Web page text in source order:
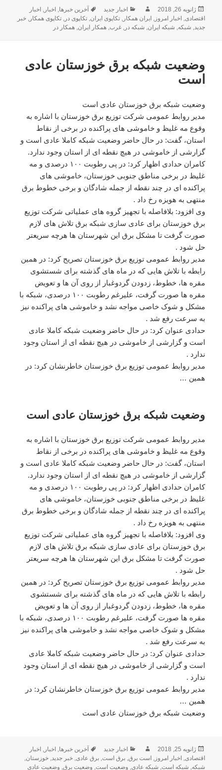
ارسال
شده
در
ژانویه 26, 2018 نویسندهدسته‌ها
اخبار جدید برچسب‌ها
آخرین خبرها,اخبار,اخبار
اقتصادی,اخبار امروز,ایران همکار,تکاپوی ایران,تکاپوی در,تکاپوی همکار,خبر
جدید, شبکه, شبکه ایران, شبکه در,غرب,همکار ایران,همکار در
وضعیت شبکه برق خوزستان عادی
است
وضعیت شبکه برق خوزستان عادی است
مدیر روابط عمومی شرکت توزیع برق خوزستان با اشاره به
وقوع مه غلیظ و خاموشی های پراکنده در برخی از نقاط
استان، گفت: در حال حاضر وضعیت شبکه کاملا عادی است و
گزارشی از خاموشی در هیچ نقطه ای از استان وجود ندارد.
کامران حدادی اظهار کرد: در پی رطوبت ۱۰۰ درصدی و مه
غلیظ در برخی مناطق جنوبی خوزستان، خاموشی های
پراکنده ای در چند نقطه از جمله شادگان و برخی خطوط برق
منتهی به هویزه رخ داد .
وی افزود: بلافاصله با تجهیز گروه های عملیاتی شرکت توزیع
برق خوزستان برای عادی سازی شبکه برق تلاش های لازم
صورت گرفت تا مشکل برق این شهرستان ها هرچه سریعتر
حل شود .
مدیر روابط عمومی توزیع برق خوزستان تصریح کرد: در همین
رابطه با تلاش هایی که در ماه های گذشته برای شستشوی
مقره ها، خطوط، زدودن گردوغبار از روی آن ها و تعویض
مقره ها صورت گرفت، علیرغم رطوبت ۱۰۰ درصدی، شبکه با
مشکل و شوک خاصی مواجه نشد و خاموشی های پراکنده نیز
به سرعت رفع شد .
حدادی عنوان کرد: در حال حاضر وضعیت شبکه کاملا عادی
است و گزارشی از خاموشی در هیچ نقطه ای از استان وجود
ندارد .
مدیر روابط عمومی توزیع برق خوزستان خاطرنشان کرد: در
همین …
وضعیت شبکه برق خوزستان عادی است
مدیر روابط عمومی شرکت توزیع برق خوزستان با اشاره به
وقوع مه غلیظ و خاموشی های پراکنده در برخی از نقاط
استان، گفت: در حال حاضر وضعیت شبکه کاملا عادی است و
گزارشی از خاموشی در هیچ نقطه ای از استان وجود ندارد.
کامران حدادی اظهار کرد: در پی رطوبت ۱۰۰ درصدی و مه
غلیظ در برخی مناطق جنوبی خوزستان، خاموشی های
پراکنده ای در چند نقطه از جمله شادگان و برخی خطوط برق
منتهی به هویزه رخ داد .
وی افزود: بلافاصله با تجهیز گروه های عملیاتی شرکت توزیع
برق خوزستان برای عادی سازی شبکه برق تلاش های لازم
صورت گرفت تا مشکل برق این شهرستان ها هرچه سریعتر
حل شود .
مدیر روابط عمومی توزیع برق خوزستان تصریح کرد: در همین
رابطه با تلاش هایی که در ماه های گذشته برای شستشوی
مقره ها، خطوط، زدودن گردوغبار از روی آن ها و تعویض
مقره ها صورت گرفت، علیرغم رطوبت ۱۰۰ درصدی، شبکه با
مشکل و شوک خاصی مواجه نشد و خاموشی های پراکنده نیز
به سرعت رفع شد .
حدادی عنوان کرد: در حال حاضر وضعیت شبکه کاملا عادی
است و گزارشی از خاموشی در هیچ نقطه ای از استان وجود
ندارد .
مدیر روابط عمومی توزیع برق خوزستان خاطرنشان کرد: در
همین …
وضعیت شبکه برق خوزستان عادی است
ارسال
شده
در
ژانویه 25, 2018 نویسندهدسته‌ها
اخبار جدید برچسب‌ها
آخرین خبرها, اخبار, اخبار
اقتصادی, اخبار امروز, است برق,برق است,برق عادی,خبر جدید,خوزستان,
شبکه, شبکه است, شبکه عادی, وضعیت است, وضعیت برق, وضعیت عادی